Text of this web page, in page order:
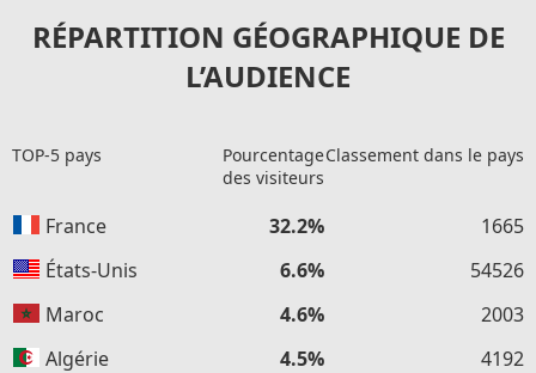
RÉPARTITION GÉOGRAPHIQUE DE
L’AUDIENCE
TOP-5 pays
Pourcentage
des visiteurs
Classement dans le pays
France 32.2%
1665
États-Unis
6.6%
54526
Maroc
4.6%
2003
Algérie
4.5%
4192